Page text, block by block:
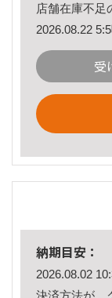
店舗在庫不足
2026.08.22
受
納期目安：
2026.08.02
決済方法が、